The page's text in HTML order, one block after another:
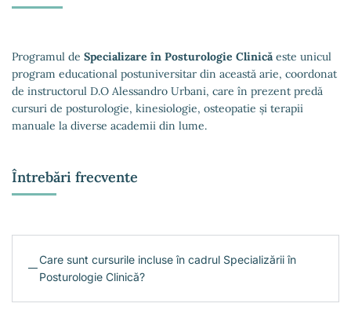
Programul de Specializare în Posturologie Clinicăeste unicul
program educational postuniversitar din această arie, coordonat
de instructorul D.O Alessandro Urbani, care în prezent predă
cursuri de posturologie, kinesiologie, osteopatie și terapii
manuale la diverse academii din lume.
Întrebări frecvente
Care sunt cursurile incluse în cadrul Specializării în
Posturologie Clinică?